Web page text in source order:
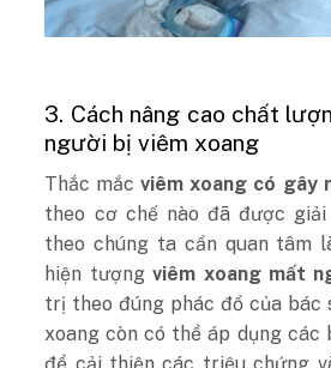
3. Cách nâng cao chất
người bị viêm xoang
Thắc mắcviêm xoang có gây
theo cơ chế nào đã được
theo chúng ta cần quan tâm
hiện tượngviêm xoang mất
trị theo đúng phác đồ của bác
xoang còn có thể áp dụng các